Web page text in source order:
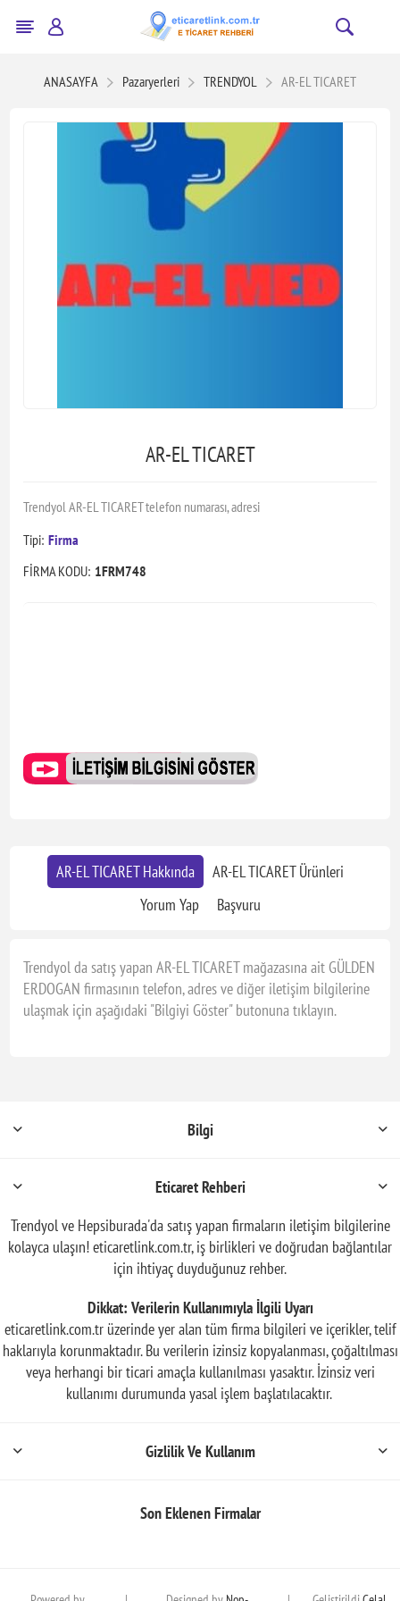
ANASAYFA Pazaryerleri TRENDYOL AR-EL TICARET
AR-EL TICARET
Trendyol AR-EL TICARET telefon numarası, adresi
Tipi: Firma
FİRMA KODU: 1FRM748
AR-EL TICARET Hakkında
AR-EL TICARET Ürünleri
Yorum Yap
Başvuru
Trendyol da satış yapan AR-EL TICARET mağazasına ait GÜLDEN
ERDOGAN firmasının telefon, adres ve diğer iletişim bilgilerine
ulaşmak için aşağıdaki "Bilgiyi Göster" butonuna tıklayın.
Bilgi
Eticaret Rehberi
Trendyol ve Hepsiburada'da satış yapan firmaların iletişim bilgilerine
kolayca ulaşın! eticaretlink.com.tr, iş birlikleri ve doğrudan bağlantılar
için ihtiyaç duyduğunuz rehber.
Dikkat: Verilerin Kullanımıyla İlgili Uyarı
eticaretlink.com.tr üzerinde yer alan tüm firma bilgileri ve içerikler, telif
haklarıyla korunmaktadır. Bu verilerin izinsiz kopyalanması, çoğaltılması
veya herhangi bir ticari amaçla kullanılması yasaktır. İzinsiz veri
kullanımı durumunda yasal işlem başlatılacaktır.
Gizlilik Ve Kullanım
Son Eklenen Firmalar